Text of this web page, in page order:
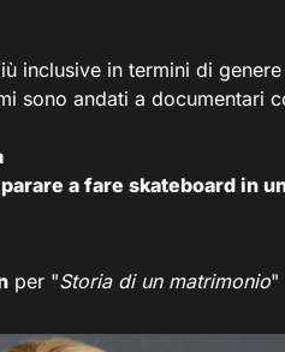
inclusive in termini di
sono andati a documentari
a fare skateboard in
per "Storia di un matrimonio"